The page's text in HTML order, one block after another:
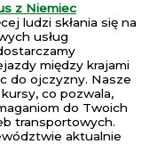
z Niemiec
ludzi skłania się na
usług
między krajami
do ojczyzny. Nasze
co pozwala,
do Twoich
transportowych.
aktualnie